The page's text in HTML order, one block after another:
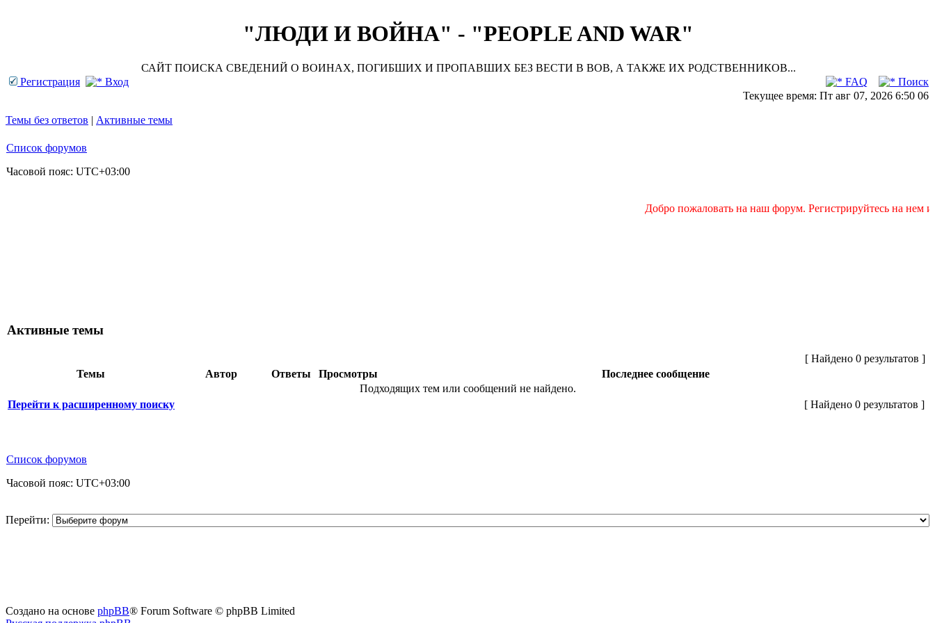
"ЛЮДИ И ВОЙНА" - "PEOPLE AND WAR"
САЙТ ПОИСКА СВЕДЕНИЙ О ВОИНАХ, ПОГИБШИХ И ПРОПАВШИХ БЕЗ ВЕСТИ В ВОВ, А ТАКЖЕ ИХ РОДСТВЕННИКОВ...
Регистрация
Вход FAQ
Поиск
Текущее время: Пт авг 07, 2026 6:50 06
Темы без ответов | Активные темы
Список форумов
Часовой пояс: UTC+03:00
Добро пожаловать на наш форум. Регистрируйтесь на нем
Активные темы
[ Найдено 0 результатов ]
Темы
Автор Ответы Просмотры
Последнее сообщение
Подходящих тем или сообщений не найдено.
Перейти к расширенному поиску
[ Найдено 0 результатов ]
Список форумов
Часовой пояс: UTC+03:00
Перейти:
Создано на основе phpBB® Forum Software © phpBB Limited